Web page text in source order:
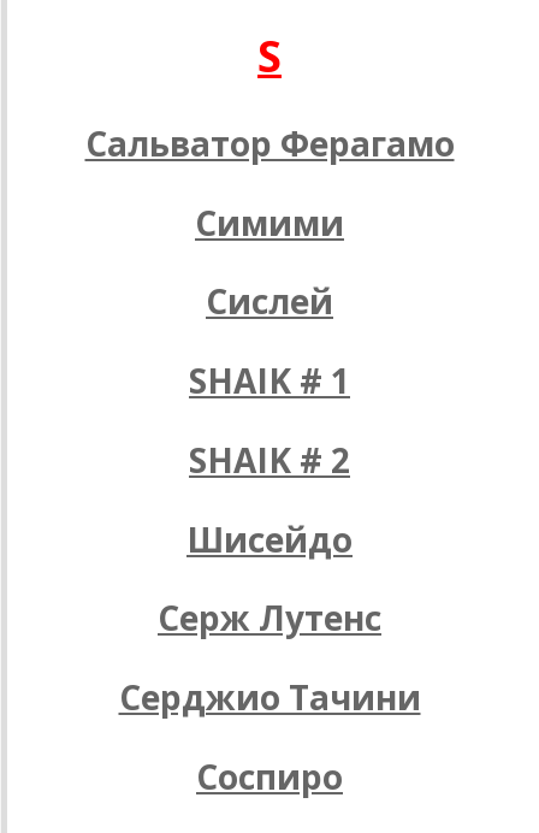
S
Сальватор Ферагамо
Симими
Сислей
SHAIK # 1
SHAIK # 2
Шисейдо
Серж Лутенс
Серджио Тачини
Соспиро